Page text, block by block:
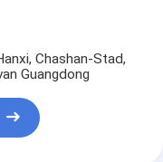
Chashan-Stad,
Guangdong